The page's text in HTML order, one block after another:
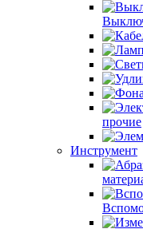
прочие
Инструмент